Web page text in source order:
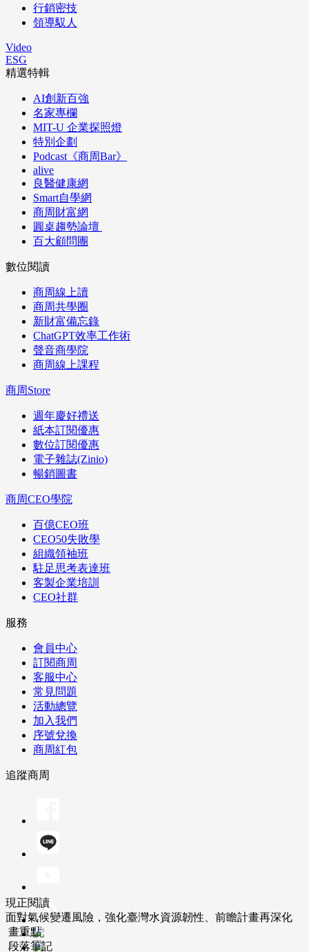
行銷密技
領導馭人
Video
ESG
精選特輯
AI創新百強
名家專欄
MIT-U 企業探照燈
特別企劃
Podcast《商周Bar》
alive
良醫健康網
Smart自學網
商周財富網
圓桌趨勢論壇
百大顧問團
數位閱讀
商周線上讀
商周共學圈
新財富備忘錄
ChatGPT效率工作術
聲音商學院
商周線上課程
商周Store
週年慶好禮送
紙本訂閱優惠
數位訂閱優惠
電子雜誌(Zinio)
暢銷圖書
商周CEO學院
百億CEO班
CEO50失敗學
組織領袖班
駐足思考表達班
客製企業培訓
CEO社群
服務
會員中心
訂閱商周
客服中心
常見問題
活動總覽
加入我們
序號兌換
商周紅包
追蹤商周
現正閱讀
面對氣候變遷風險，強化臺灣水資源韌性、前瞻計畫再深化
畫重點
段落筆記